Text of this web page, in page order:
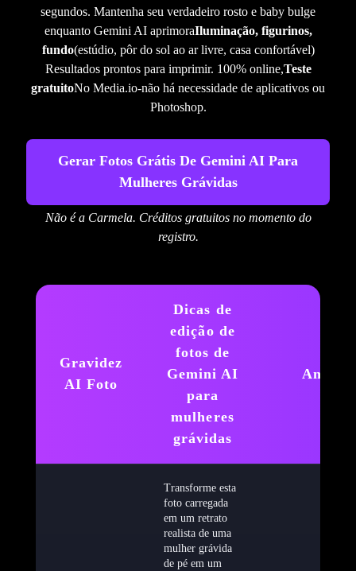
segundos. Mantenha seu verdadeiro rosto e baby bulge
enquanto Gemini AI aprimoraIluminação, figurinos,
fundo(estúdio, pôr do sol ao ar livre, casa confortável)
Resultados prontos para imprimir. 100% online,Teste
gratuitoNo Media.io-não há necessidade de aplicativos ou
Photoshop.
Gerar Fotos Grátis De Gemini AI Para
Mulheres Grávidas
Não é a Carmela. Créditos gratuitos no momento do
registro.
Gravidez
AI Foto
Dicas de
edição de
fotos de
Gemini AI
para
mulheres
grávidas
Transforme esta
foto carregada
em um retrato
realista de uma
mulher grávida
de pé em um